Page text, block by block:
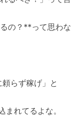
の？**って思わな
らず稼げ」と
まれてるよな。